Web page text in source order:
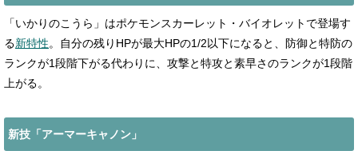
「いかりのこうら」はポケモンスカーレット・バイオレットで登場す
る新特性。自分の残りHPが最大HPの1/2以下になると、防御と特防の
ランクが1段階下がる代わりに、攻撃と特攻と素早さのランクが1段階
上がる。
新技「アーマーキャノン」